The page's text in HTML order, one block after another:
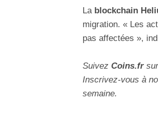
La blockchain
migration. « Les
pas affectées »,
Suivez Coins.fr sur
Inscrivez-vous à
semaine.